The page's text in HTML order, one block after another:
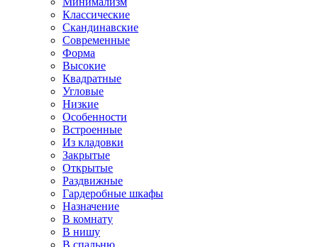
Классические
Скандинавские
Современные
Форма
Высокие
Квадратные
Угловые
Низкие
Особенности
Встроенные
Из кладовки
Закрытые
Открытые
Раздвижные
Гардеробные шкафы
Назначение
В комнату
В нишу
В спальню